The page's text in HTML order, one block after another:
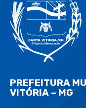
PREFEITURA
VITÓRIA – MG